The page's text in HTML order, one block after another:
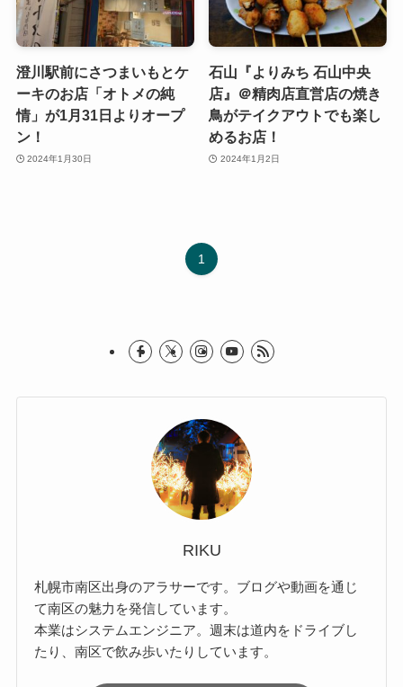
澄川駅前にさつまいもとケ
ーキのお店「オトメの純
情」が1月31日よりオープ
ン！
2024年1月30日
石山『よりみち 石山中央
店』＠精肉店直営店の焼き
鳥がテイクアウトでも楽し
めるお店！
2024年1月2日
1
RIKU
札幌市南区出身のアラサーです。ブログや動画を通じ
て南区の魅力を発信しています。
本業はシステムエンジニア。週末は道内をドライブし
たり、南区で飲み歩いたりしています。